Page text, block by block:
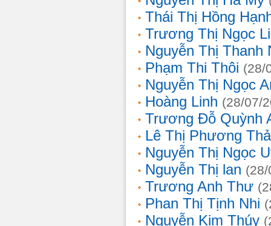
Thái Thị Hồng
Trương Thị Ngọc
Nguyễn Thị Thanh
Phạm Thi Thôi (28/
Nguyễn Thị Ngọc
Hoàng Linh (28/07/
Trương Đỗ Quỳnh
Lê Thị Phương
Nguyễn Thị Ngọc
Nguyễn Thị lan
Trương Anh Thư
Phan Thị Tịnh Nhi
Nguyễn Kim Thúy